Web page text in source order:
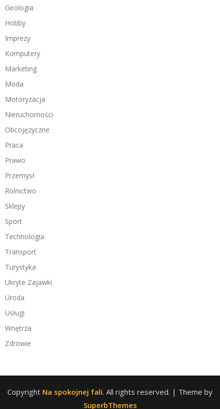
Geologia
Hobby
Imprezy
Komputery
Marketing
Moda
Motoryzacja
Nieruchomości
Obcojęzyczne
Praca
Prawo
Przemysł
Rolnictwo
Sklepy
Sport
Technologia
Transport
Turystyka
Ukryte Zajawki
Uroda
Usługi
Wnętrza
Zdrowie
Copyright Na spokojnej fali. All rights reserved. | Theme by
SuperbThemes